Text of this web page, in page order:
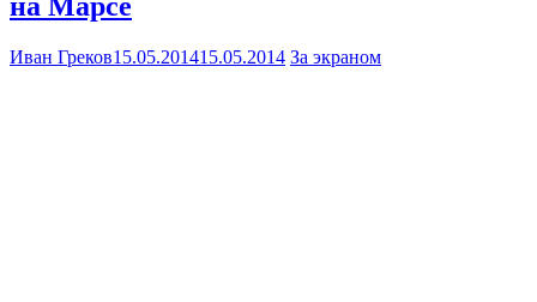
Иван Греков15.05.201415.05.2014 За экраном